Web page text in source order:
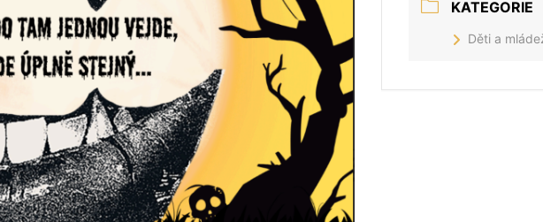
KATEGORIE
Děti a